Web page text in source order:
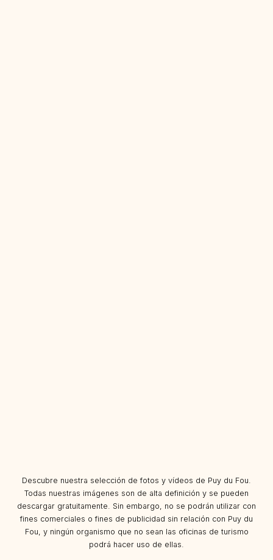
Descubre nuestra selección de fotos y vídeos de Puy du Fou.
Todas nuestras imágenes son de alta definición y se pueden
descargar gratuitamente. Sin embargo, no se podrán utilizar con
fines comerciales o fines de publicidad sin relación con Puy du
Fou, y ningún organismo que no sean las oficinas de turismo
podrá hacer uso de ellas.